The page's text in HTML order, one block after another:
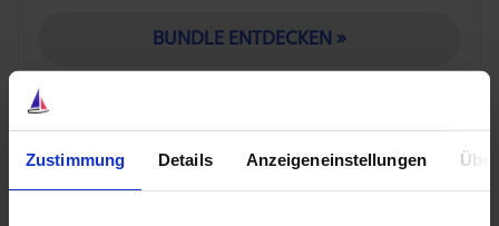
Zustimmung Details Anzeigeneinstellungen
BUNDLE ENTDECKEN »
Im Februar wurde der Deal mit dem britischen
Wettanbieter Betfred erweitert, der damit die Retail-